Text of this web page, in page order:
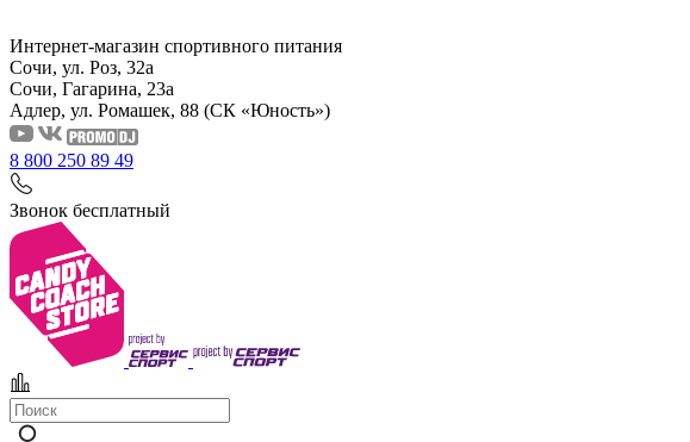
Интернет-магазин спортивного питания
Сочи, ул. Роз, 32а
Сочи, Гагарина, 23а
Адлер, ул. Ромашек, 88 (СК «Юность»)
8 800 250 89 49
Звонок бесплатный